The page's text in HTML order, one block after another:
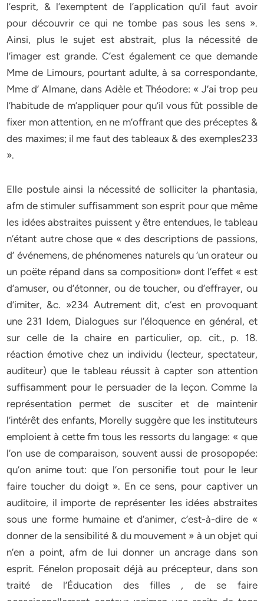
l’esprit, & l’exemptent de l’application qu’il faut avoir
pour découvrir ce qui ne tombe pas sous les sens ».
Ainsi, plus le sujet est abstrait, plus la nécessité de
l’imager est grande. C’est également ce que demande
Mme de Limours, pourtant adulte, à sa correspondante,
Mme d’ Almane, dans Adèle et Théodore: « J’ai trop peu
l’habitude de m’appliquer pour qu’il vous fût possible de
fixer mon attention, en ne m’offrant que des préceptes &
des maximes; il me faut des tableaux & des exemples233
».
Elle postule ainsi la nécessité de solliciter la phantasia,
afm de stimuler suffisamment son esprit pour que même
les idées abstraites puissent y être entendues, le tableau
n’étant autre chose que « des descriptions de passions,
d’ événemens, de phénomenes naturels qu ‘un orateur ou
un poëte répand dans sa composition» dont l’effet « est
d’amuser, ou d’étonner, ou de toucher, ou d’effrayer, ou
d’imiter, &c. »234 Autrement dit, c’est en provoquant
une 231 Idem, Dialogues sur l’éloquence en général, et
sur celle de la chaire en particulier, op. cit., p. 18.
réaction émotive chez un individu (lecteur, spectateur,
auditeur) que le tableau réussit à capter son attention
suffisamment pour le persuader de la leçon. Comme la
représentation permet de susciter et de maintenir
l’intérêt des enfants, Morelly suggère que les instituteurs
emploient à cette fm tous les ressorts du langage: « que
l’on use de comparaison, souvent aussi de prosopopée:
qu’on anime tout: que l’on personifie tout pour le leur
faire toucher du doigt ». En ce sens, pour captiver un
auditoire, il importe de représenter les idées abstraites
sous une forme humaine et d’animer, c’est-à-dire de «
donner de la sensibilité & du mouvement » à un objet qui
n’en a point, afm de lui donner un ancrage dans son
esprit. Fénelon proposait déjà au précepteur, dans son
traité de l’Éducation des filles , de se faire